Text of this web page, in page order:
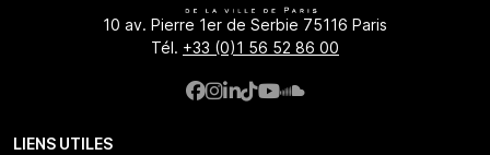
10 av. Pierre 1er de Serbie 75116 Paris
Tél. +33 (0)1 56 52 86 00
LIENS UTILES